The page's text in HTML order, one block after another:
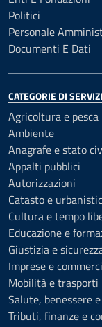
Politici
Personale
Documenti E Dati
CATEGORIE DI
Agricoltura e pesca
Ambiente
Anagrafe e stato
Appalti pubblici
Autorizzazioni
Catasto e
Cultura e tempo
Educazione e
Giustizia e
Imprese e
Mobilità e trasporti
Salute, benessere
Tributi, finanze e